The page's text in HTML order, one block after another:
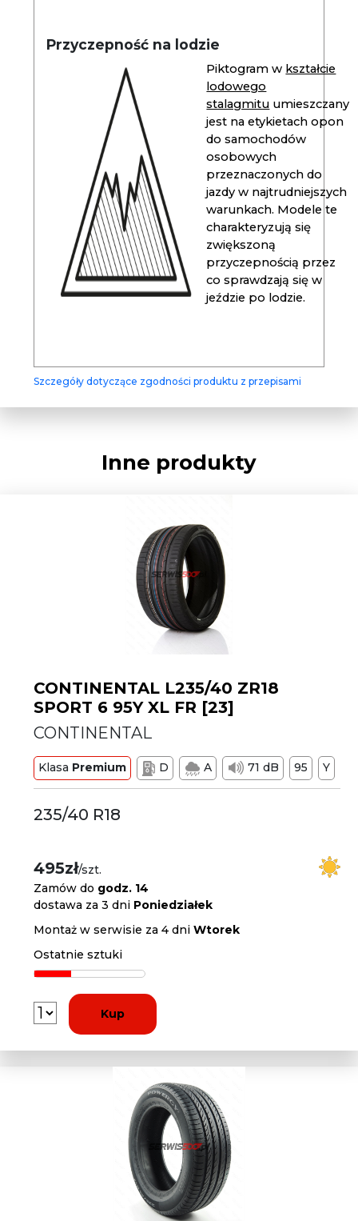
Przyczepność na lodzie
Piktogram w kształcie
lodowego
stalagmitu umieszczany
jest na etykietach opon
do samochodów
osobowych
przeznaczonych do
jazdy w najtrudniejszych
warunkach. Modele te
charakteryzują się
zwiększoną
przyczepnością przez
co sprawdzają się w
jeździe po lodzie.
Szczegóły dotyczące zgodności produktu z przepisami
Inne produkty
CONTINENTAL L235/40 ZR18
SPORT 6 95Y XL FR [23]
CONTINENTAL
Klasa Premium D A 71 dB 95 Y
235/40 R18
495zł/szt.
Zamów do godz. 14
dostawa za 3 dni Poniedziałek
Montaż w serwisie za 4 dniWtorek
Ostatnie sztuki
Kup